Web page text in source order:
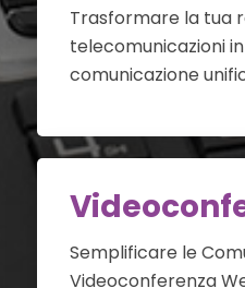
Trasformare la tua
telecomunicazioni
comunicazione
Semplificare le
Videoconferenza